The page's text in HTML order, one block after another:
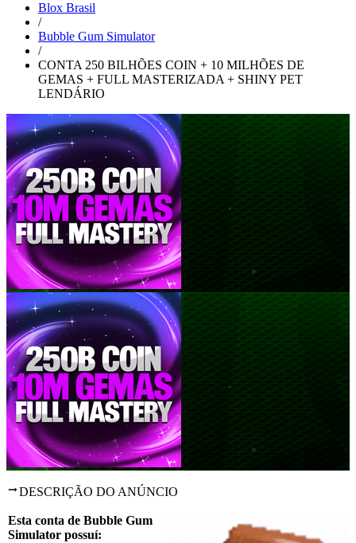
Blox Brasil
/
Bubble Gum Simulator
/
CONTA 250 BILHÕES COIN + 10 MILHÕES DE
GEMAS + FULL MASTERIZADA + SHINY PET
LENDÁRIO
DESCRIÇÃO DO ANÚNCIO
Esta conta de Bubble Gum
Simulator possuí: